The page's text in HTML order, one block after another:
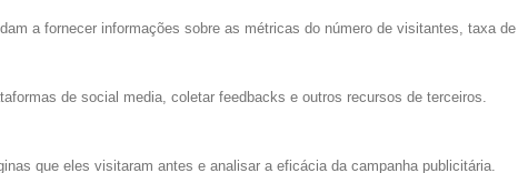
a fornecer informações sobre as métricas do número de visitantes, taxa
de social media, coletar feedbacks e outros recursos de terceiros.
que eles visitaram antes e analisar a eficácia da campanha publicitária.